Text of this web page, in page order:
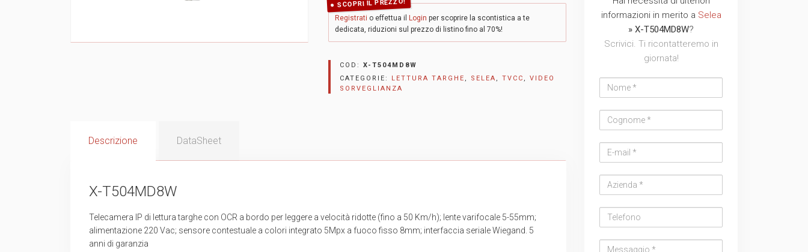
SCOPRI IL PREZZO!
Registrati o effettua il Login per scoprire la scontistica a te
dedicata, riduzioni sul prezzo di listino fino al 70%!
COD: X-T504MD8W
CATEGORIE: LETTURA TARGHE , SELEA , TVCC , VIDEO
SORVEGLIANZA
Descrizione DataSheet
X-T504MD8W
Telecamera IP di lettura targhe con OCR a bordo per leggere a velocità ridotte (fino a 50 Km/h); lente varifocale 5-55mm;
alimentazione 220 Vac; sensore contestuale a colori integrato 5Mpx a fuoco fisso 8mm; interfaccia seriale Wiegand. 5
anni di garanzia
informazioni in merito a Selea
» X-T504MD8W?
Scrivici. Ti ricontatteremo in
giornata!
Back
TVCC
Networking